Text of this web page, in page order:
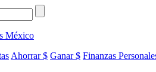
México
Ahorrar $ Ganar $ Finanzas